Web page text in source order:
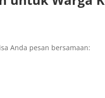
Anda pesan bersamaan: